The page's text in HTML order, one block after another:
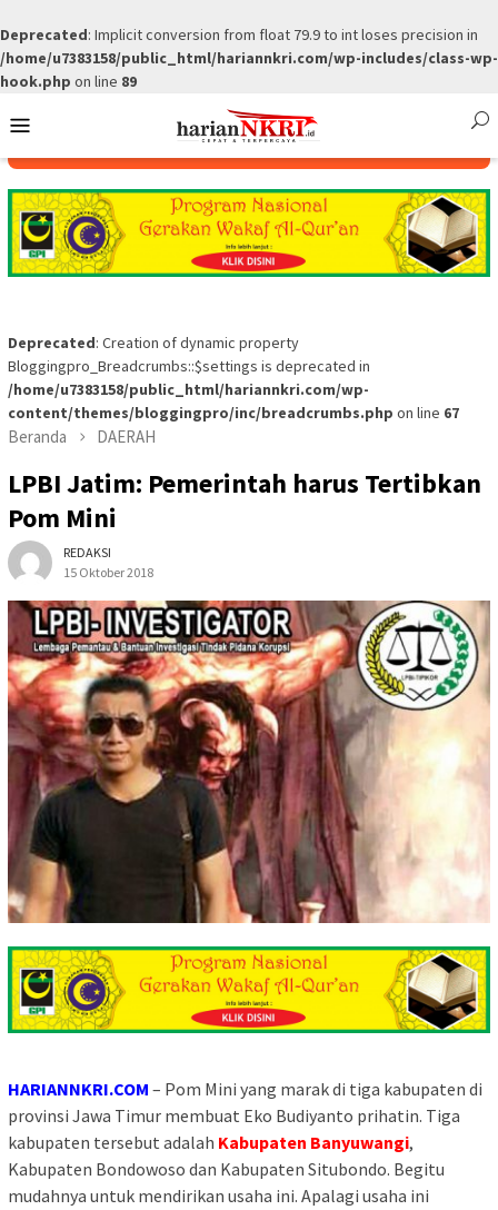
Deprecated: Implicit conversion from float 79.9 to int loses precision in
/home/u7383158/public_html/hariannkri.com/wp-includes/class-wp-
hook.php on line 89
to
Menu
Deprecated: Creation of dynamic property
Bloggingpro_Breadcrumbs::$settings is deprecated in
/home/u7383158/public_html/hariannkri.com/wp-
content/themes/bloggingpro/inc/breadcrumbs.php on line 67
Beranda DAERAH
LPBI Jatim: Pemerintah harus Tertibkan
Pom Mini
REDAKSI
15 Oktober 2018
HARIANNKRI.COM – Pom Mini yang marak di tiga kabupaten di
provinsi Jawa Timur membuat Eko Budiyanto prihatin. Tiga
kabupaten tersebut adalah Kabupaten Banyuwangi,
Kabupaten Bondowoso dan Kabupaten Situbondo. Begitu
mudahnya untuk mendirikan usaha ini. Apalagi usaha ini